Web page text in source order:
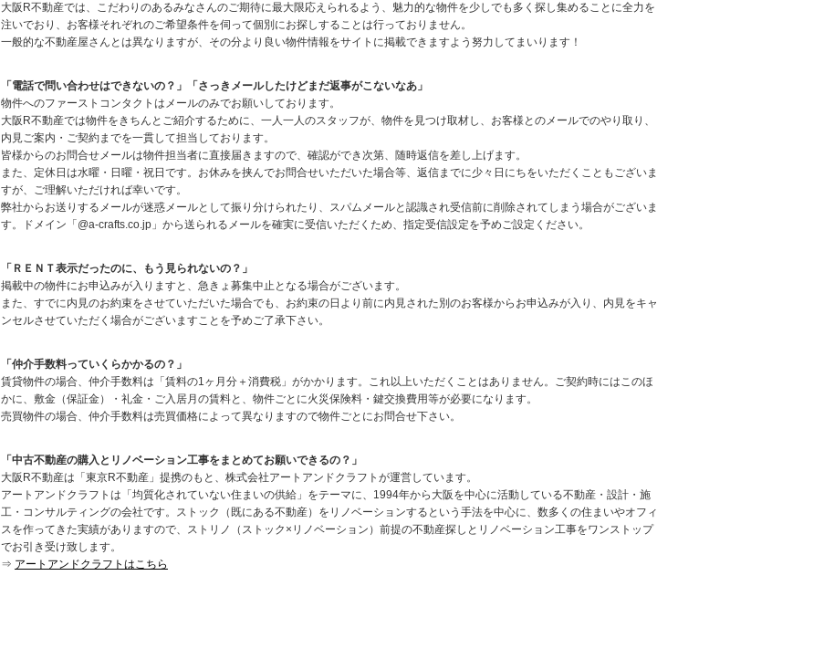
大阪R不動産では、こだわりのあるみなさんのご期待に最大限応えられるよう、魅力的な物件を少しでも多く探し集めることに全力を
注いでおり、お客様それぞれのご希望条件を伺って個別にお探しすることは行っておりません。
一般的な不動産屋さんとは異なりますが、その分より良い物件情報をサイトに掲載できますよう努力してまいります！
「電話で問い合わせはできないの？」「さっきメールしたけどまだ返事がこないなあ」
物件へのファーストコンタクトはメールのみでお願いしております。
大阪R不動産では物件をきちんとご紹介するために、一人一人のスタッフが、物件を見つけ取材し、お客様とのメールでのやり取り、
内見ご案内・ご契約までを一貫して担当しております。
皆様からのお問合せメールは物件担当者に直接届きますので、確認ができ次第、随時返信を差し上げます。
また、定休日は水曜・日曜・祝日です。お休みを挟んでお問合せいただいた場合等、返信までに少々日にちをいただくこともございま
すが、ご理解いただければ幸いです。
弊社からお送りするメールが迷惑メールとして振り分けられたり、スパムメールと認識され受信前に削除されてしまう場合がございま
す。ドメイン「@a-crafts.co.jp」から送られるメールを確実に受信いただくため、指定受信設定を予めご設定ください。
「ＲＥＮＴ表示だったのに、もう見られないの？」
掲載中の物件にお申込みが入りますと、急きょ募集中止となる場合がございます。
また、すでに内見のお約束をさせていただいた場合でも、お約束の日より前に内見された別のお客様からお申込みが入り、内見をキャ
ンセルさせていただく場合がございますことを予めご了承下さい。
「仲介手数料っていくらかかるの？」
賃貸物件の場合、仲介手数料は「賃料の1ヶ月分＋消費税」がかかります。これ以上いただくことはありません。ご契約時にはこのほ
かに、敷金（保証金）・礼金・ご入居月の賃料と、物件ごとに火災保険料・鍵交換費用等が必要になります。
売買物件の場合、仲介手数料は売買価格によって異なりますので物件ごとにお問合せ下さい。
「中古不動産の購入とリノベーション工事をまとめてお願いできるの？」
大阪R不動産は「東京R不動産」提携のもと、株式会社アートアンドクラフトが運営しています。
アートアンドクラフトは「均質化されていない住まいの供給」をテーマに、1994年から大阪を中心に活動している不動産・設計・施
工・コンサルティングの会社です。ストック（既にある不動産）をリノベーションするという手法を中心に、数多くの住まいやオフィ
スを作ってきた実績がありますので、ストリノ（ストック×リノベーション）前提の不動産探しとリノベーション工事をワンストップ
でお引き受け致します。
⇒ アートアンドクラフトはこちら